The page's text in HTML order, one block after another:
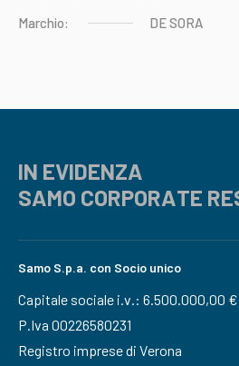
Marchio: DESORA
IN EVIDENZA
SAMO CORPORATE
Samo S.p.a. con Socio unico
Capitale sociale i.v.: 6.500.000,00 €
P.Iva 00226580231
Registro imprese di Verona